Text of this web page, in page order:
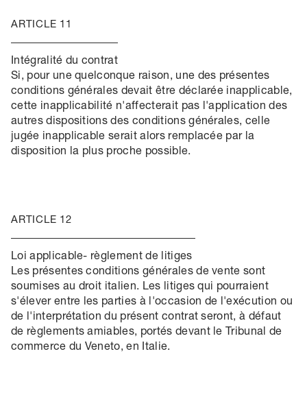
ARTICLE 11
Intégralité du contrat
Si, pour une quelconque raison, une des présentes
conditions générales devait être déclarée inapplicable,
cette inapplicabilité n'affecterait pas l'application des
autres dispositions des conditions générales, celle
jugée inapplicable serait alors remplacée par la
disposition la plus proche possible.
ARTICLE 12
Loi applicable- règlement de litiges
Les présentes conditions générales de vente sont
soumises au droit italien. Les litiges qui pourraient
s'élever entre les parties à l'occasion de l'exécution ou
de l'interprétation du présent contrat seront, à défaut
de règlements amiables, portés devant le Tribunal de
commerce du Veneto, en Italie.